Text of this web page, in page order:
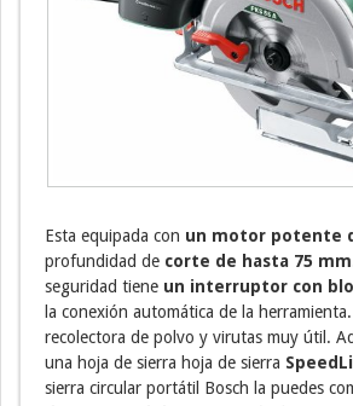
Esta equipada con un motor potente
profundidad de corte de hasta 75
seguridad tiene un interruptor con
la conexión automática de la
recolectora de polvo y virutas muy útil.
una hoja de sierra hoja de sierra
sierra circular portátil Bosch la puedes